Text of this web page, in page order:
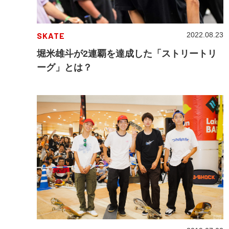
SKATE
堀米雄斗が2連覇を達成した「ストリートリ
ーグ」とは？
2022.08.23